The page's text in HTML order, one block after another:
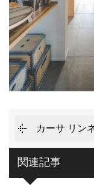
カーサ リン
関連記事